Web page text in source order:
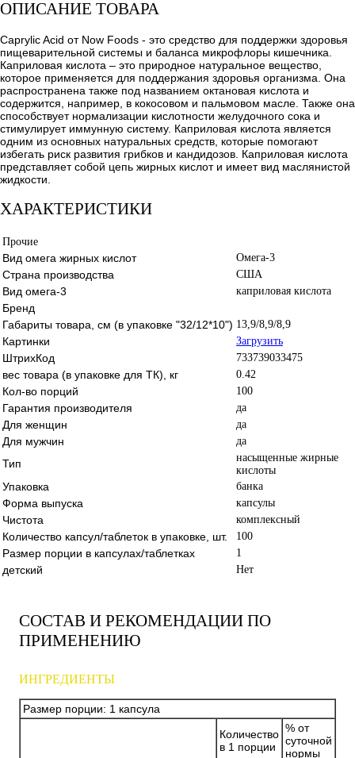
ОПИСАНИЕ ТОВАРА
Caprylic Acid от Now Foods - это средство для поддержки здоровья
пищеварительной системы и баланса микрофлоры кишечника.
Каприловая кислота – это природное натуральное вещество,
которое применяется для поддержания здоровья организма. Она
распространена также под названием октановая кислота и
содержится, например, в кокосовом и пальмовом масле. Также она
способствует нормализации кислотности желудочного сока и
стимулирует иммунную систему. Каприловая кислота является
одним из основных натуральных средств, которые помогают
избегать риск развития грибков и кандидозов. Каприловая кислота
представляет собой цепь жирных кислот и имеет вид маслянистой
жидкости.
ХАРАКТЕРИСТИКИ
Прочие
Вид омега жирных кислот Омега-3
Страна производства США
Вид омега-3 каприловая кислота
Бренд
Габариты товара, см (в упаковке "32/12*10") 13,9/8,9/8,9
Картинки Загрузить
ШтрихКод 733739033475
вес товара (в упаковке для ТК), кг 0.42
Кол-во порций 100
Гарантия производителя да
Для женщин да
Для мужчин да
Тип
насыщенные жирные
кислоты
Упаковка банка
Форма выпуска капсулы
Чистота комплексный
Количество капсул/таблеток в упаковке, шт. 100
Размер порции в капсулах/таблетках 1
детский Нет
СОСТАВ И РЕКОМЕНДАЦИИ ПО
ПРИМЕНЕНИЮ
ИНГРЕДИЕНТЫ
Размер порции: 1 капсула
Количество
в 1 порции
% от
суточной
нормы